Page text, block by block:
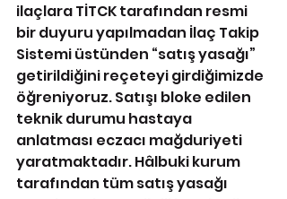
ilaçlara TİTCK tarafından resmi
bir duyuru yapılmadan İlaç Takip
Sistemi üstünden “satış yasağı”
getirildiğini reçeteyi girdiğimizde
öğreniyoruz. Satışı bloke edilen
teknik durumu hastaya
anlatması eczacı mağduriyeti
yaratmaktadır. Hâlbuki kurum
tarafından tüm satış yasağı